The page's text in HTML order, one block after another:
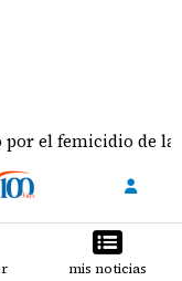
de la docente
mis noticias